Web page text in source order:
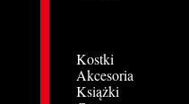
Kostki
Akcesoria
Książki